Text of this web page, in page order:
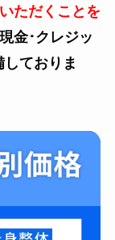
ただくことを
金･クレジッ
しておりま